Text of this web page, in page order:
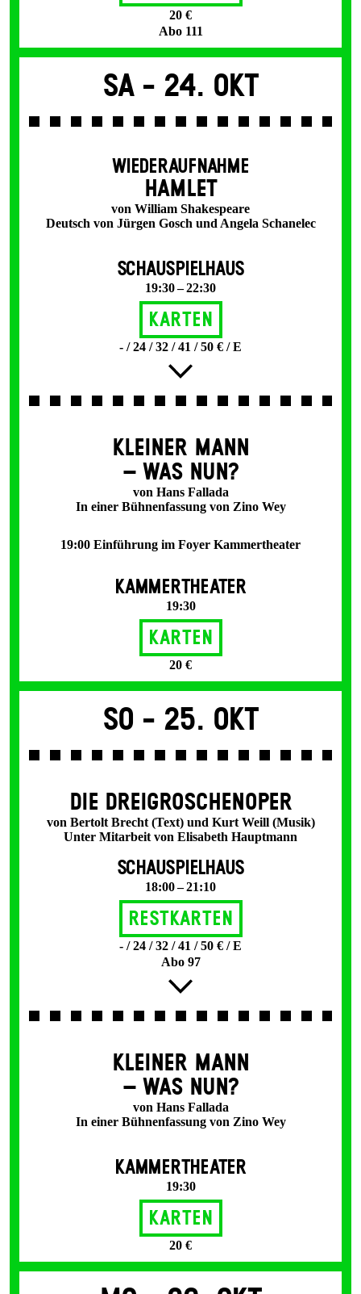
20 €
Abo 111
Sa - 24. Okt
WIEDERAUFNAHME
HAMLET
von William Shakespeare
Deutsch von Jürgen Gosch und Angela Schanelec
SCHAUSPIELHAUS
19:30 – 22:30
Karten
- / 24 / 32 / 41 / 50 € / E
KLEINER MANN
– WAS NUN?
von Hans Fallada
In einer Bühnenfassung von Zino Wey
19:00 Einführung im Foyer Kammertheater
KAMMERTHEATER
19:30
Karten
20 €
So - 25. Okt
DIE DREI­GROSCHEN­OPER
von Bertolt Brecht (Text) und Kurt Weill (Musik)
Unter Mitarbeit von Elisabeth Hauptmann
SCHAUSPIELHAUS
18:00 – 21:10
Restkarten
- / 24 / 32 / 41 / 50 € / E
Abo 97
KLEINER MANN
– WAS NUN?
von Hans Fallada
In einer Bühnenfassung von Zino Wey
KAMMERTHEATER
19:30
Karten
20 €